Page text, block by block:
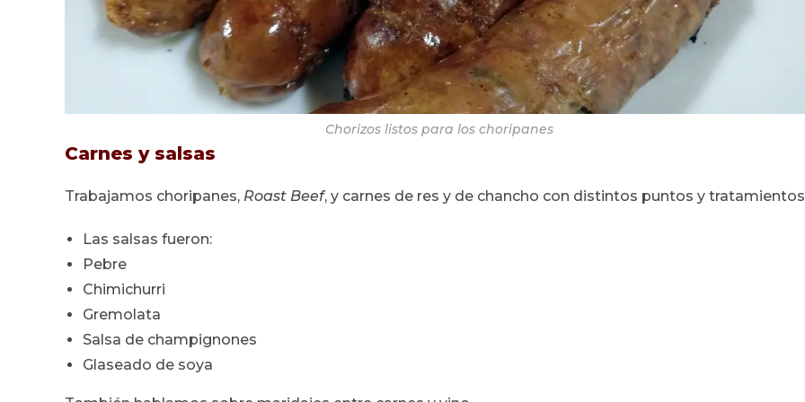
Chorizos listos para los choripanes
Carnes y salsas
Trabajamos choripanes, Roast Beef, y carnes de res y de chancho con distintos puntos y
Las salsas fueron:
Pebre
Chimichurri
Gremolata
Salsa de champignones
Glaseado de soya